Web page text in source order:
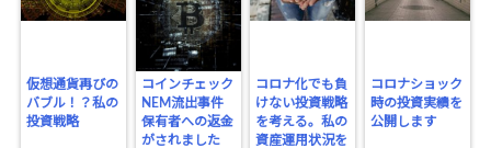
仮想通貨再びの
バブル！？私の
投資戦略
コインチェック
NEM流出事件
保有者への返金
がされました
コロナ化でも負
けない投資戦略
を考える。私の
資産運用状況を
コロナショック
時の投資実績を
公開します